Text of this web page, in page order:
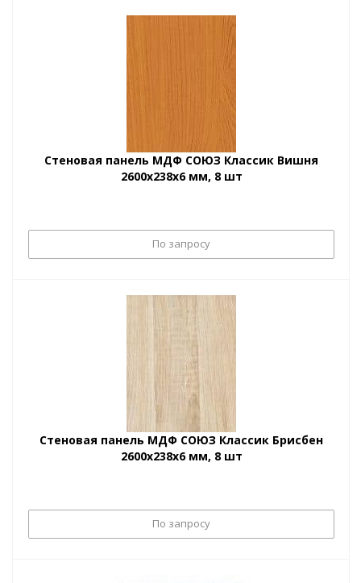
Стеновая панель МДФ СОЮЗ Классик Вишня
2600х238х6 мм, 8 шт
По запросу
Стеновая панель МДФ СОЮЗ Классик Брисбен
2600х238х6 мм, 8 шт
По запросу